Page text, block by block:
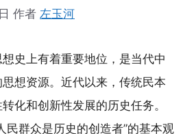
作者 左玉河
史上有着重要地位，是当代中
想资源。近代以来，传统民本
化和创新性发展的历史任务。
民群众是历史的创造者”的基本观